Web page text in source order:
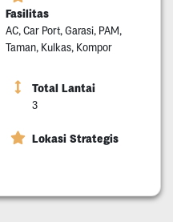
Fasilitas
AC, Car Port, Garasi, PAM,
Taman, Kulkas, Kompor
Total Lantai
3
Lokasi Strategis